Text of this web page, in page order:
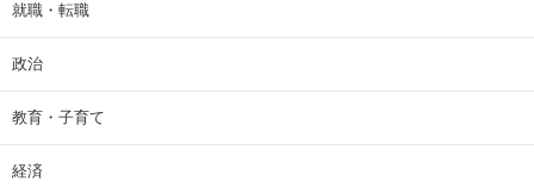
就職・転職
政治
教育・子育て
経済